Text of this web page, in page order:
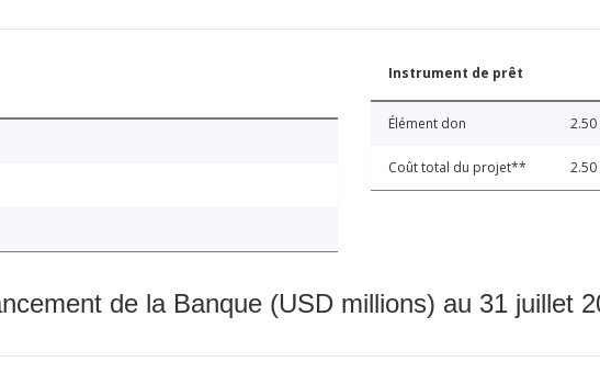
Instrument de prêt
Élément don 2.50
Coût total du projet** 2.50
de la Banque (USD millions) au 31 juillet